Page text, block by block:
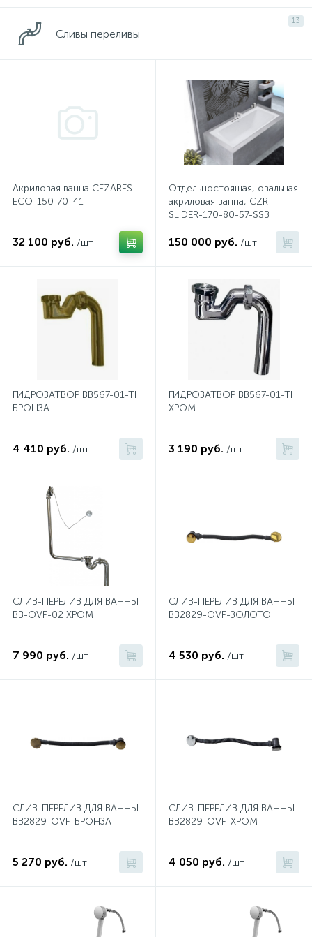
13
Сливы переливы
Акриловая ванна CEZARES
ECO-150-70-41
32 100 руб. /шт
Отдельностоящая, овальная
акриловая ванна, CZR-
SLIDER-170-80-57-SSB
150 000 руб. /шт
ГИДРОЗАТВОР BB567-01-TI
БРОНЗА
4 410 руб. /шт
ГИДРОЗАТВОР BB567-01-TI
ХРОМ
3 190 руб. /шт
СЛИВ-ПЕРЕЛИВ ДЛЯ ВАННЫ
BB-OVF-02 ХРОМ
7 990 руб. /шт
СЛИВ-ПЕРЕЛИВ ДЛЯ ВАННЫ
BB2829-OVF-ЗОЛОТО
4 530 руб. /шт
СЛИВ-ПЕРЕЛИВ ДЛЯ ВАННЫ
BB2829-OVF-БРОНЗА
5 270 руб. /шт
СЛИВ-ПЕРЕЛИВ ДЛЯ ВАННЫ
BB2829-OVF-ХРОМ
4 050 руб. /шт
Гарантия
Контакты
Комплектующие для мебели
Штуцеры
Напольные смесители
14
Верхние души
Встраиваемые смесители
Встраиваемые смесители для ванны и душа
Для биде
Для душа
Донные клапаны
12
Донный клапан
Душевые системы
3
Ручные души